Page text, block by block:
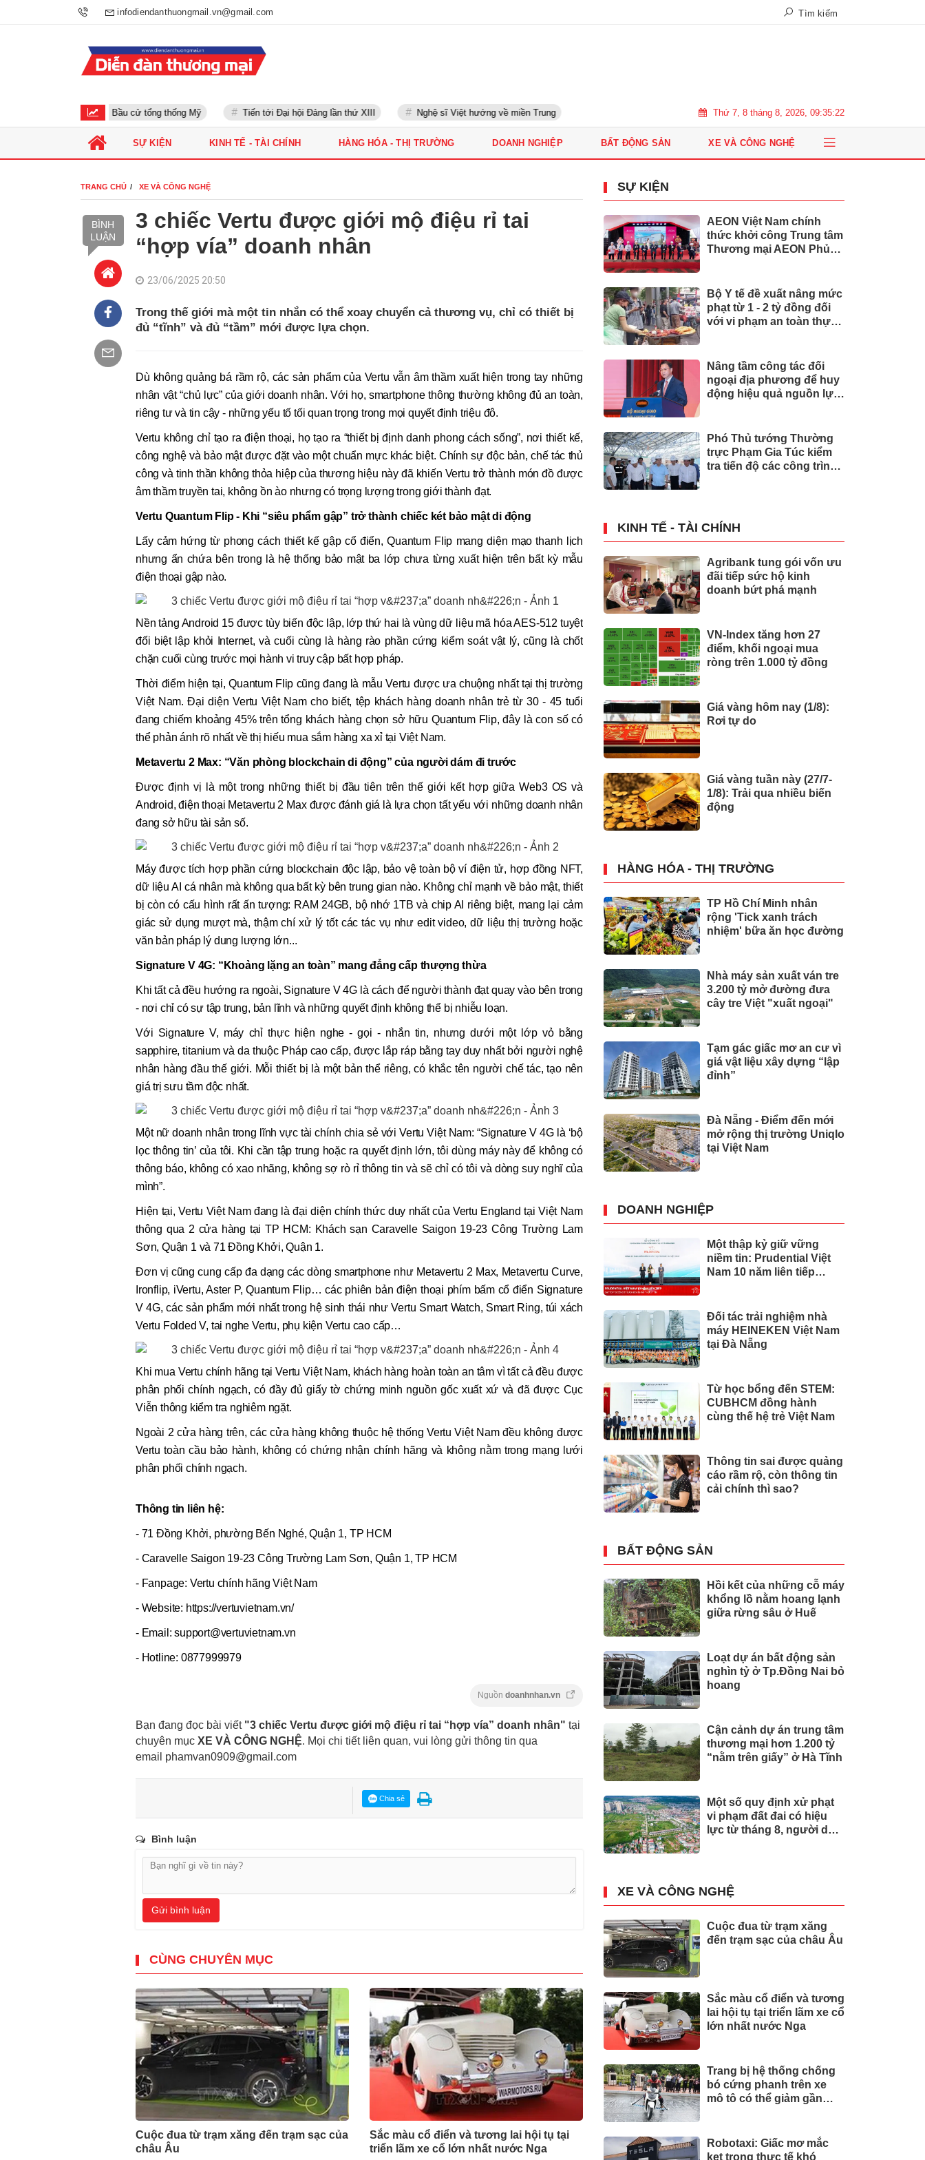
infodiendanthuongmail.vn@gmail.com Tìm kiếm
Bầu cử tổng thống Mỹ Tiến tới Đại hội Đảng lần thứ XIII Nghệ sĩ Việt hướng về miền Trung Thứ 7, 8 tháng 8, 2026, 09:35:23
SỰ KIỆN KINH TẾ - TÀI CHÍNH HÀNG HÓA - THỊ TRƯỜNG DOANH NGHIỆP BẤT ĐỘNG SẢN XE VÀ CÔNG NGHỆ
TRANG CHỦ XE VÀ CÔNG NGHỆ
BÌNH
LUẬN
3 chiếc Vertu được giới mộ điệu rỉ tai
“hợp vía” doanh nhân
23/06/2025 20:50
Trong thế giới mà một tin nhắn có thể xoay chuyển cả thương vụ, chỉ có thiết bị
đủ “tĩnh” và đủ “tầm” mới được lựa chọn.
Dù không quảng bá rầm rộ, các sản phẩm của Vertu vẫn âm thầm xuất hiện trong tay những
nhân vật “chủ lực” của giới doanh nhân. Với họ, smartphone thông thường không đủ an toàn,
riêng tư và tin cậy - những yếu tố tối quan trọng trong mọi quyết định triệu đô.
Vertu không chỉ tạo ra điện thoại, họ tạo ra “thiết bị định danh phong cách sống”, nơi thiết kế,
công nghệ và bảo mật được đặt vào một chuẩn mực khác biệt. Chính sự độc bản, chế tác thủ
công và tinh thần không thỏa hiệp của thương hiệu này đã khiến Vertu trở thành món đồ được
âm thầm truyền tai, không ồn ào nhưng có trọng lượng trong giới thành đạt.
Vertu Quantum Flip - Khi “siêu phẩm gập” trở thành chiếc két bảo mật di động
Lấy cảm hứng từ phong cách thiết kế gập cổ điển, Quantum Flip mang diện mạo thanh lịch
nhưng ẩn chứa bên trong là hệ thống bảo mật ba lớp chưa từng xuất hiện trên bất kỳ mẫu
điện thoại gập nào.
Nền tảng Android 15 được tùy biến độc lập, lớp thứ hai là vùng dữ liệu mã hóa AES-512 tuyệt
đối biệt lập khỏi Internet, và cuối cùng là hàng rào phần cứng kiểm soát vật lý, cũng là chốt
chặn cuối cùng trước mọi hành vi truy cập bất hợp pháp.
Thời điểm hiện tại, Quantum Flip cũng đang là mẫu Vertu được ưa chuộng nhất tại thị trường
Việt Nam. Đại diện Vertu Việt Nam cho biết, tệp khách hàng doanh nhân trẻ từ 30 - 45 tuổi
đang chiếm khoảng 45% trên tổng khách hàng chọn sở hữu Quantum Flip, đây là con số có
thể phản ánh rõ nhất về thị hiếu mua sắm hàng xa xỉ tại Việt Nam.
Metavertu 2 Max: “Văn phòng blockchain di động” của người dám đi trước
Được định vị là một trong những thiết bị đầu tiên trên thế giới kết hợp giữa Web3 OS và
Android, điện thoại Metavertu 2 Max được đánh giá là lựa chọn tất yếu với những doanh nhân
đang sở hữu tài sản số.
Máy được tích hợp phần cứng blockchain độc lập, bảo vệ toàn bộ ví điện tử, hợp đồng NFT,
dữ liệu AI cá nhân mà không qua bất kỳ bên trung gian nào. Không chỉ mạnh về bảo mật, thiết
bị còn có cấu hình rất ấn tượng: RAM 24GB, bộ nhớ 1TB và chip AI riêng biệt, mang lại cảm
giác sử dụng mượt mà, thậm chí xử lý tốt các tác vụ như edit video, dữ liệu thị trường hoặc
văn bản pháp lý dung lượng lớn...
Signature V 4G: “Khoảng lặng an toàn” mang đẳng cấp thượng thừa
Khi tất cả đều hướng ra ngoài, Signature V 4G là cách để người thành đạt quay vào bên trong
- nơi chỉ có sự tập trung, bản lĩnh và những quyết định không thể bị nhiễu loạn.
Với Signature V, máy chỉ thực hiện nghe - gọi - nhắn tin, nhưng dưới một lớp vỏ bằng
sapphire, titanium và da thuộc Pháp cao cấp, được lắp ráp bằng tay duy nhất bởi người nghệ
nhân hàng đầu thế giới. Mỗi thiết bị là một bản thể riêng, có khắc tên người chế tác, tạo nên
giá trị sưu tầm độc nhất.
Một nữ doanh nhân trong lĩnh vực tài chính chia sẻ với Vertu Việt Nam: “Signature V 4G là ‘bộ
lọc thông tin’ của tôi. Khi cần tập trung hoặc ra quyết định lớn, tôi dùng máy này để không có
thông báo, không có xao nhãng, không sợ rò rỉ thông tin và sẽ chỉ có tôi và dòng suy nghĩ của
mình”.
Hiện tại, Vertu Việt Nam đang là đại diện chính thức duy nhất của Vertu England tại Việt Nam
thông qua 2 cửa hàng tại TP HCM: Khách sạn Caravelle Saigon 19-23 Công Trường Lam
Sơn, Quận 1 và 71 Đồng Khởi, Quận 1.
Đơn vị cũng cung cấp đa dạng các dòng smartphone như Metavertu 2 Max, Metavertu Curve,
Ironflip, iVertu, Aster P, Quantum Flip… các phiên bản điện thoại phím bấm cổ điển Signature
V 4G, các sản phẩm mới nhất trong hệ sinh thái như Vertu Smart Watch, Smart Ring, túi xách
Vertu Folded V, tai nghe Vertu, phụ kiện Vertu cao cấp…
Khi mua Vertu chính hãng tại Vertu Việt Nam, khách hàng hoàn toàn an tâm vì tất cả đều được
phân phối chính ngạch, có đầy đủ giấy tờ chứng minh nguồn gốc xuất xứ và đã được Cục
Viễn thông kiểm tra nghiêm ngặt.
Ngoài 2 cửa hàng trên, các cửa hàng không thuộc hệ thống Vertu Việt Nam đều không được
Vertu toàn cầu bảo hành, không có chứng nhận chính hãng và không nằm trong mạng lưới
phân phối chính ngạch.
Thông tin liên hệ:
- 71 Đồng Khởi, phường Bến Nghé, Quận 1, TP HCM
- Caravelle Saigon 19-23 Công Trường Lam Sơn, Quận 1, TP HCM
- Fanpage: Vertu chính hãng Việt Nam
- Website: https://vertuvietnam.vn/
- Email:support@vertuvietnam.vn
- Hotline: 0877999979
Nguồn doanhnhan.vn
Bạn đang đọc bài viết "3 chiếc Vertu được giới mộ điệu rỉ tai “hợp vía” doanh nhân" tại
chuyên mục XE VÀ CÔNG NGHỆ. Mọi chi tiết liên quan, vui lòng gửi thông tin qua
email phamvan0909@gmail.com
Chia sẻ
Bình luận
Gửi bình luận
CÙNG CHUYÊN MỤC
Cuộc đua từ trạm xăng đến trạm sạc của
châu Âu
Sắc màu cổ điển và tương lai hội tụ tại
triển lãm xe cổ lớn nhất nước Nga
SỰ KIỆN
AEON Việt Nam chính
thức khởi công Trung tâm
Thương mại AEON Phủ
Bộ Y tế đề xuất nâng mức
phạt từ 1 - 2 tỷ đồng đối
với vi phạm an toàn thực
Nâng tầm công tác đối
ngoại địa phương để huy
động hiệu quả nguồn lực
Phó Thủ tướng Thường
trực Phạm Gia Túc kiểm
tra tiến độ các công trình
KINH TẾ - TÀI CHÍNH
Agribank tung gói vốn ưu
đãi tiếp sức hộ kinh
doanh bứt phá mạnh
VN-Index tăng hơn 27
điểm, khối ngoại mua
ròng trên 1.000 tỷ đồng
Giá vàng hôm nay (1/8):
Rơi tự do
Giá vàng tuần này (27/7-
1/8): Trải qua nhiều biến
động
HÀNG HÓA - THỊ TRƯỜNG
TP Hồ Chí Minh nhân
rộng 'Tick xanh trách
nhiệm' bữa ăn học đường
Nhà máy sản xuất ván tre
3.200 tỷ mở đường đưa
cây tre Việt "xuất ngoại"
Tạm gác giấc mơ an cư vì
giá vật liệu xây dựng “lập
đỉnh”
Đà Nẵng - Điểm đến mới
mở rộng thị trường Uniqlo
tại Việt Nam
DOANH NGHIỆP
Một thập kỷ giữ vững
niềm tin: Prudential Việt
Nam 10 năm liên tiếp
tín năm 2026
Đối tác trải nghiệm nhà
máy HEINEKEN Việt Nam
tại Đà Nẵng
Từ học bổng đến STEM:
CUBHCM đồng hành
cùng thế hệ trẻ Việt Nam
Thông tin sai được quảng
cáo rầm rộ, còn thông tin
cải chính thì sao?
BẤT ĐỘNG SẢN
Hồi kết của những cỗ máy
khổng lồ nằm hoang lạnh
giữa rừng sâu ở Huế
Loạt dự án bất động sản
nghìn tỷ ở Tp.Đồng Nai bỏ
hoang
Cận cảnh dự án trung tâm
thương mại hơn 1.200 tỷ
“nằm trên giấy” ở Hà Tĩnh
Một số quy định xử phạt
vi phạm đất đai có hiệu
lực từ tháng 8, người dân
XE VÀ CÔNG NGHỆ
Cuộc đua từ trạm xăng
đến trạm sạc của châu Âu
Sắc màu cổ điển và tương
lai hội tụ tại triển lãm xe cổ
lớn nhất nước Nga
Trang bị hệ thống chống
bó cứng phanh trên xe
mô tô có thể giảm gần
Robotaxi: Giấc mơ mắc
kẹt trong thực tế khó